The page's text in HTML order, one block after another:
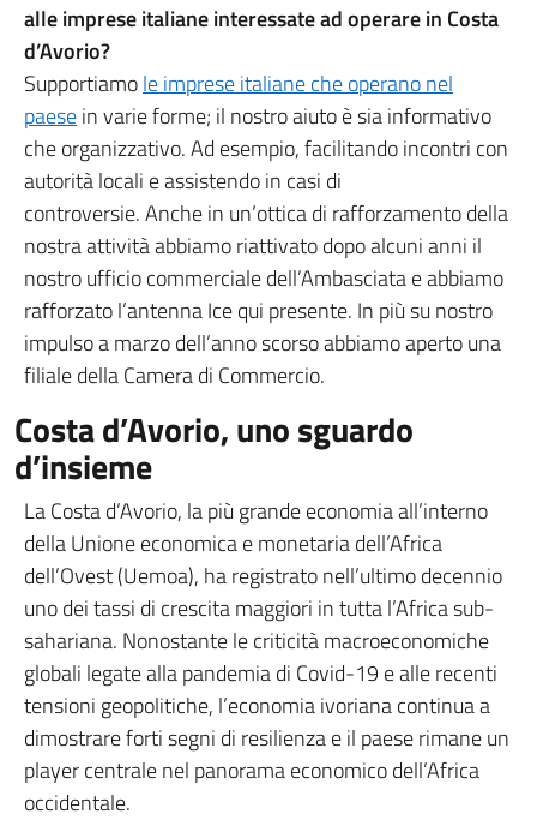
alle imprese italiane interessate ad operare in Costa
d’Avorio?
Supportiamole imprese italiane che operano nel
paesein varie forme; il nostro aiuto è sia informativo
che organizzativo. Ad esempio, facilitando incontri con
autorità locali e assistendo in casi di
controversie. Anche in un’ottica di rafforzamento della
nostra attività abbiamo riattivato dopo alcuni anni il
nostro ufficio commerciale dell’Ambasciata e abbiamo
rafforzato l’antenna Ice qui presente. In più su nostro
impulso a marzo dell’anno scorso abbiamo aperto una
filiale della Camera di Commercio.
Costa d’Avorio, uno sguardo
d’insieme
La Costa d’Avorio, la più grande economia all’interno
della Unione economica e monetaria dell’Africa
dell’Ovest (Uemoa), ha registrato nell’ultimo decennio
uno dei tassi di crescita maggiori in tutta l’Africa sub-
sahariana. Nonostante le criticità macroeconomiche
globali legate alla pandemia di Covid-19 e alle recenti
tensioni geopolitiche, l’economia ivoriana continua a
dimostrare forti segni di resilienza e il paese rimane un
player centrale nel panorama economico dell’Africa
occidentale.